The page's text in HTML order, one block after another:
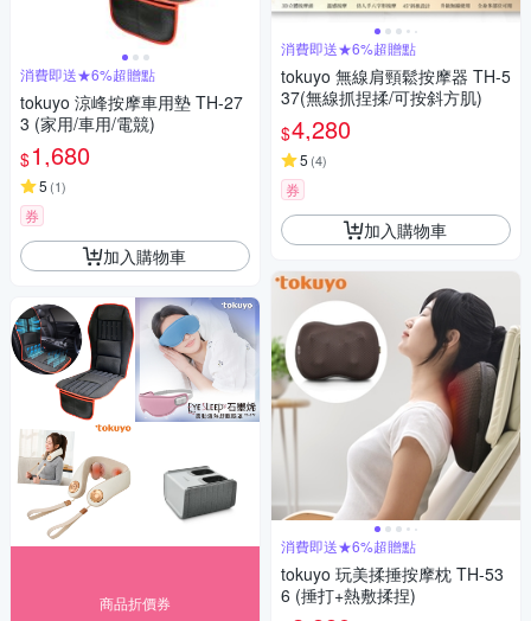
消費即送★6%超贈點
tokuyo 涼峰按摩車用墊 TH-27
3 (家用/車用/電競)
$1,680
5 (1)
券
加入購物車
商品折價券
消費即送★6%超贈點
tokuyo 無線肩頸鬆按摩器 TH-5
37(無線抓捏揉/可按斜方肌)
$4,280
5 (4)
券
加入購物車
消費即送★6%超贈點
tokuyo 玩美揉捶按摩枕 TH-53
6 (捶打+熱敷揉捏)